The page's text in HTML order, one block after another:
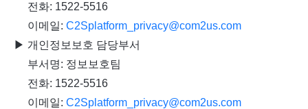
전화: 1522-5516
이메일: C2Splatform_privacy@com2us.com
▶ 개인정보보호 담당부서
부서명: 정보보호팀
전화: 1522-5516
이메일: C2Splatform_privacy@com2us.com